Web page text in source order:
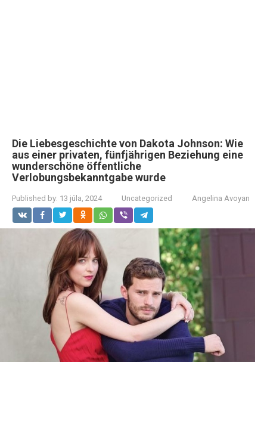
Die Liebesgeschichte von Dakota Johnson: Wie
aus einer privaten, fünfjährigen Beziehung eine
wunderschöne öffentliche
Verlobungsbekanntgabe wurde
Published by: 13 júla, 2024 Uncategorized Angelina Avoyan